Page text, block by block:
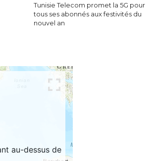
Tunisie Telecom promet la 5G pour
tous ses abonnés aux festivités du
nouvel an